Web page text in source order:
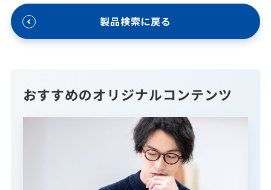
製品検索に戻る
おすすめのオリジナルコンテンツ